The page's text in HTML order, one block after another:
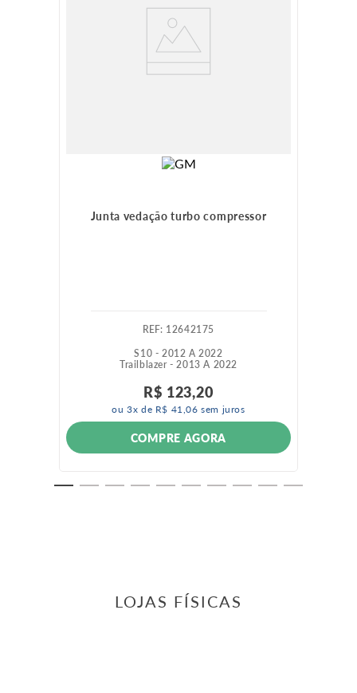
Junta vedação turbo compressor
: 12642175
S10 - 2012 A 2022
Trailblazer - 2013 A 2022
R$ 123,20
ou3x de R$ 41,06 sem juros
COMPRE AGORA
LOJAS FÍSICAS